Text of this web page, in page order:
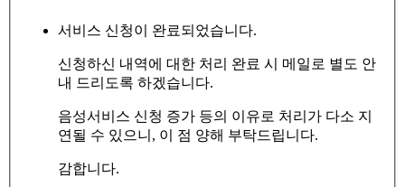
서비스 신청이 완료되었습니다.
신청하신 내역에 대한 처리 완료 시 메일로 별도 안
내 드리도록 하겠습니다.
음성서비스 신청 증가 등의 이유로 처리가 다소 지
연될 수 있으니, 이 점 양해 부탁드립니다.
감합니다.